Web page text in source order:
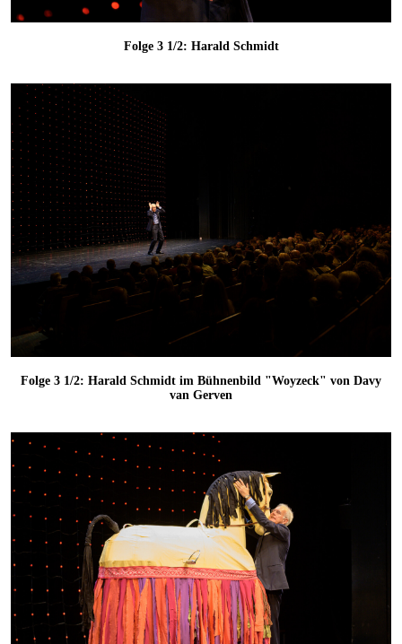
Folge 3 1/2: Harald Schmidt
Folge 3 1/2: Harald Schmidt im Bühnenbild "Woyzeck" von Davy
van Gerven